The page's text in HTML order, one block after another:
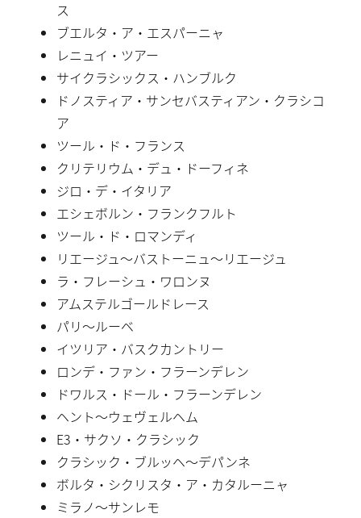
ス
ブエルタ・ア・エスパーニャ
レニュイ・ツアー
サイクラシックス・ハンブルク
ドノスティア・サンセバスティアン・クラシコ
ア
ツール・ド・フランス
クリテリウム・デュ・ドーフィネ
ジロ・デ・イタリア
エシェボルン・フランクフルト
ツール・ド・ロマンディ
リエージュ〜バストーニュ〜リエージュ
ラ・フレーシュ・ワロンヌ
アムステルゴールドレース
パリ〜ルーベ
イツリア・バスクカントリー
ロンデ・ファン・フラーンデレン
ドワルス・ドール・フラーンデレン
ヘント〜ウェヴェルヘム
E3・サクソ・クラシック
クラシック・ブルッヘ〜デパンネ
ボルタ・シクリスタ・ア・カタルーニャ
ミラノ〜サンレモ